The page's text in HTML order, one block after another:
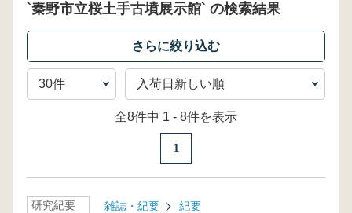
`秦野市立桜土手古墳展示館` の検索結果
全8件中 1 - 8件を表示
1
研究紀要
雑誌・紀要 紀要